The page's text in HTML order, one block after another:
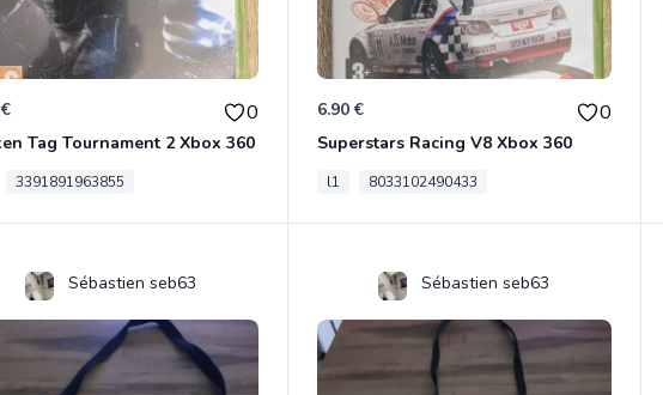
0
Tag Tournament 2 Xbox 360
3391891963855
6.90 € 0
Superstars Racing V8 Xbox 360
l1 8033102490433
Sébastien seb63 Sébastien seb63